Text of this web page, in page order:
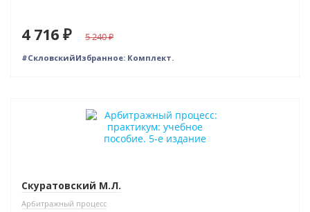
4 716 ₽ 5 240
#СкловскийИзбранное: Комплект.
Скуратовский М.Л.
Арбитражный процесс